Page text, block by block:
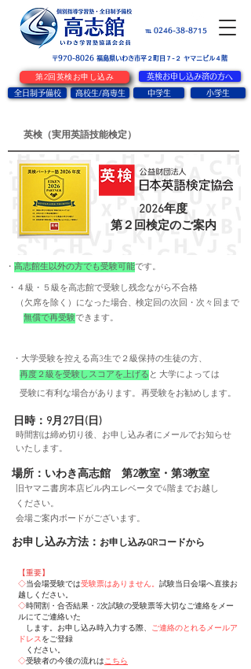
℡ 0246-38-8715
〒970-8026 ​福島県いわき市平２町目７-２ ヤマニビル４階
全日制予備校 高校生/高専生 中学生 小学生
英検お申し込み済の方へ
第2回英検お申し込み
英検（実用英語技能検定）
2026年度
第２回検定のご案内
・ 高志館生以外の方でも受験可能です。
・４級・５級を高志館で受験し残念ながら不合格
検定回の次回・次々回まで
無償で再受験できます。
・大学受験を控える高3生で２級保持の生徒の方、
（欠席を除く）になった場合、
大学によっては
再度２級を受験しスコアを上げる と
受験に有利な場合があります。 再受験をお勧めします。
日時：9月27日(日)
時間割は締め切り後、お申し込み者にメールでお知らせ
いたします。
場所：いわき高志館 第2教室・第3教室
旧ヤマニ書房本店ビル内エレベータで4階までお越し
ください。
会場ご案内ボードがございます。
​お申し込み方法： お申し込みQRコードから
【重要】
◇当会場受験では受験票はありません。 試験当日会場へ直接お
越しください。
◇時間割・合否結果・2次試験の受験票等大切なご連絡をメー
ルにてご連絡いた
​ します。お申し込み時入力する際、 ご連絡のとれるメールア
ドレスをご登録
ください。
◇受験者の今後の流れはこちら